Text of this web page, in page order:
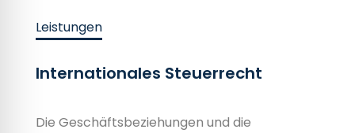
Leistungen
Internationales Steuerrecht
Die Geschäftsbeziehungen und die